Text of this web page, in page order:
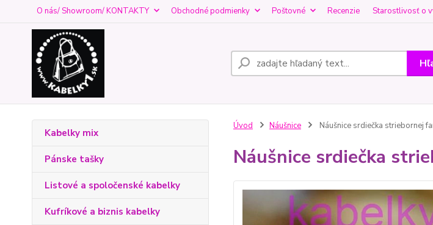
O nás/ Showroom/ KONTAKTY Obchodné podmienky Poštovné Recenzie Starostlivosť o
Kabelky mix
Pánske tašky
Listové a spoločenské kabelky
Kufríkové a biznis kabelky
Úvod Náušnice Náušnice srdiečka striebornej
Náušnice srdiečka